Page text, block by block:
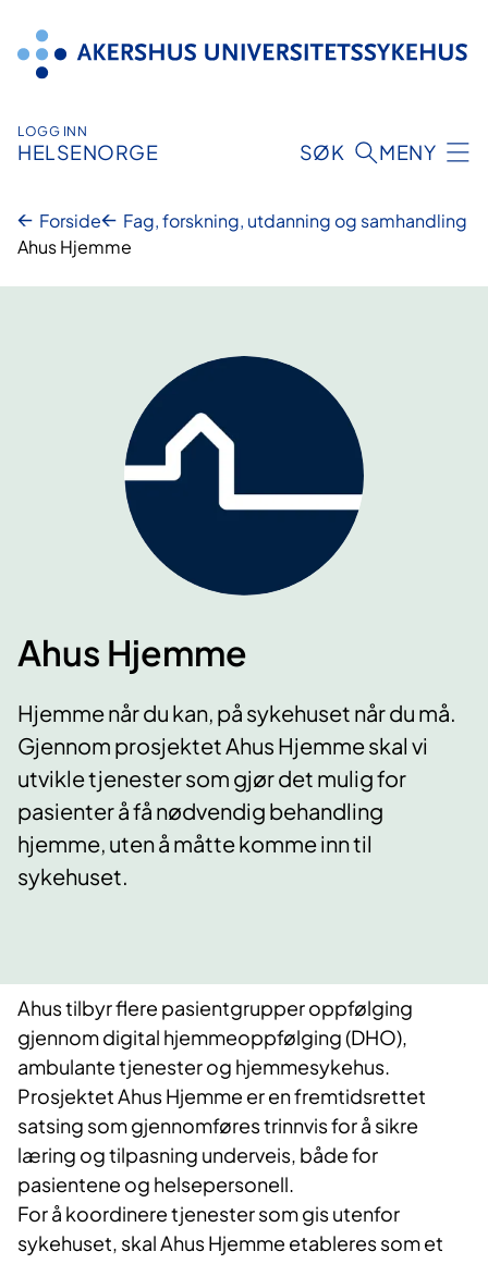
innhold
LOGG INN
HELSENORGE SØK MENY
Forside
Fag, forskning, utdanning og samhandling
Ahus Hjemme
Ahus Hjemme
Hjemme når du kan, på sykehuset når du må.
Gjennom prosjektet Ahus Hjemme skal vi
utvikle tjenester som gjør det mulig for
pasienter å få nødvendig behandling
hjemme, uten å måtte komme inn til
sykehuset.
Ahus tilbyr flere pasientgrupper oppfølging
gjennom digital hjemmeoppfølging (DHO),
ambulante tjenester og hjemmesykehus.
Prosjektet Ahus Hjemme er en fremtidsrettet
satsing som gjennomføres trinnvis for å sikre
læring og tilpasning underveis, både for
pasientene og helsepersonell.
For å koordinere tjenester som gis utenfor
sykehuset, skal Ahus Hjemme etableres som et